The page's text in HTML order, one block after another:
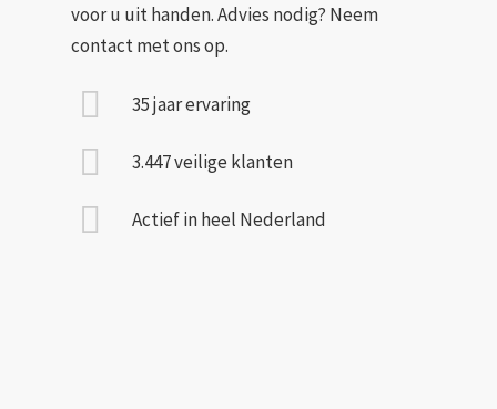
voor u uit handen. Advies nodig? Neem
contact met ons op.
35 jaar ervaring
3.447 veilige klanten
Actief in heel Nederland